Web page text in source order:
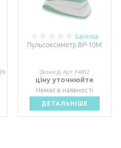
0 відгуків
Пульсоксиметр ВР-10М
(Біомед) Арт: F4812
ціну уточнюйте
Немає в наявності
ДЕТАЛЬНІШЕ